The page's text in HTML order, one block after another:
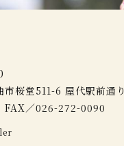
桜堂511-6 屋代駅前通
／026-272-0090